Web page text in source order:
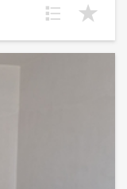
со ставкой 4.5 % на
срок кредита.